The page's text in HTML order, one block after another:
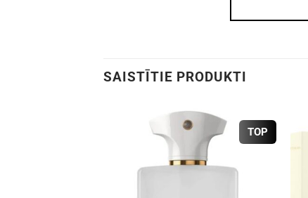
SAISTĪTIE PRODUKTI
TOP